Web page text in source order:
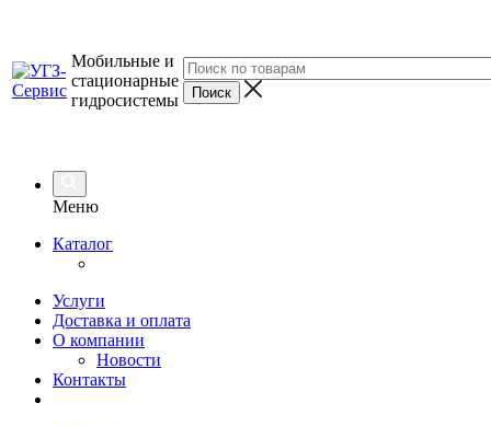
Мобильные и
стационарные
гидросистемы
Меню
Каталог
Услуги
Доставка и оплата
О компании
Новости
Контакты